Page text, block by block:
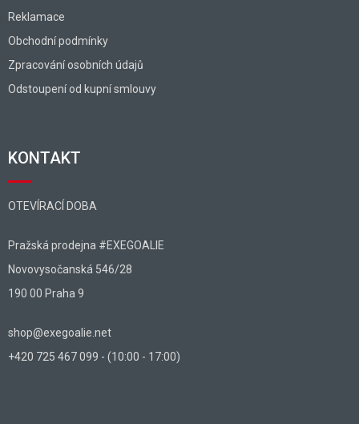
Reklamace
Obchodní podmínky
Zpracování osobních údajů
Odstoupení od kupní smlouvy
KONTAKT
OTEVÍRACÍ DOBA
Pražská prodejna #EXEGOALIE
Novovysočanská 546/28
190 00 Praha 9
shop@exegoalie.net
+420 725 467 099 - (10:00 - 17:00)